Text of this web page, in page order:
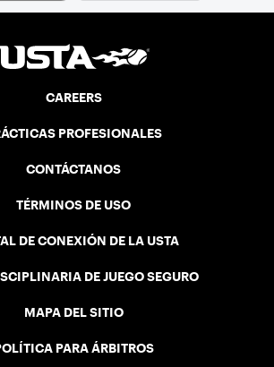
CAREERS
PROFESIONALES
CONTÁCTANOS
TÉRMINOS DE USO
DE CONEXIÓN DE LA USTA
DE JUEGO SEGURO
MAPA DEL SITIO
PARA ÁRBITROS